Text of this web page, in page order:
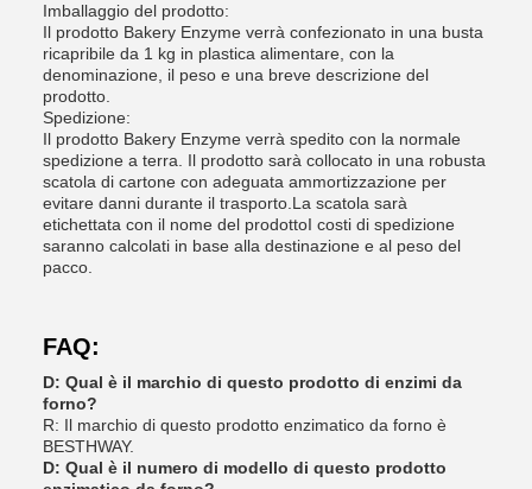
Imballaggio del prodotto:
Il prodotto Bakery Enzyme verrà confezionato in una busta
ricapribile da 1 kg in plastica alimentare, con la
denominazione, il peso e una breve descrizione del
prodotto.
Spedizione:
Il prodotto Bakery Enzyme verrà spedito con la normale
spedizione a terra. Il prodotto sarà collocato in una robusta
scatola di cartone con adeguata ammortizzazione per
evitare danni durante il trasporto.La scatola sarà
etichettata con il nome del prodottoI costi di spedizione
saranno calcolati in base alla destinazione e al peso del
pacco.
FAQ:
D: Qual è il marchio di questo prodotto di enzimi da
forno?
R: Il marchio di questo prodotto enzimatico da forno è
BESTHWAY.
D: Qual è il numero di modello di questo prodotto